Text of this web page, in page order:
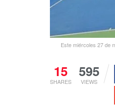
Este miércoles 27 de
15
SHARES
595
VIEWS